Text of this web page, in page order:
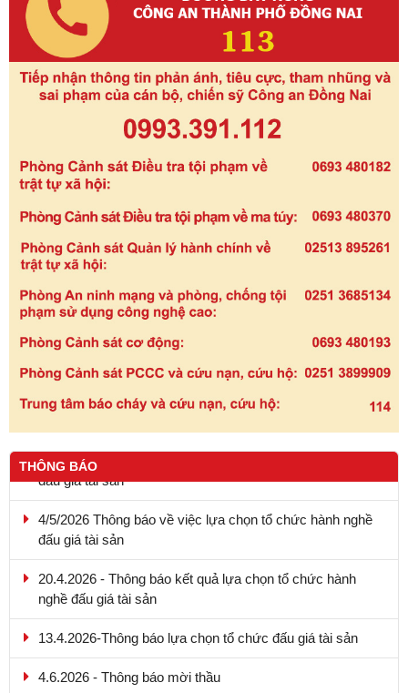
THÔNG BÁO
4/5/2026 Thông báo về việc lựa chọn tổ chức hành nghề
20.4.2026 - Thông báo kết quả lựa chọn tổ chức hành
13.4.2026-Thông báo lựa chọn tổ chức đấu giá tài sản
4.6.2026 - Thông báo mời thầu
9.5.2026 - Thông báo kết quả lựa chọn tổ chức hành nghề